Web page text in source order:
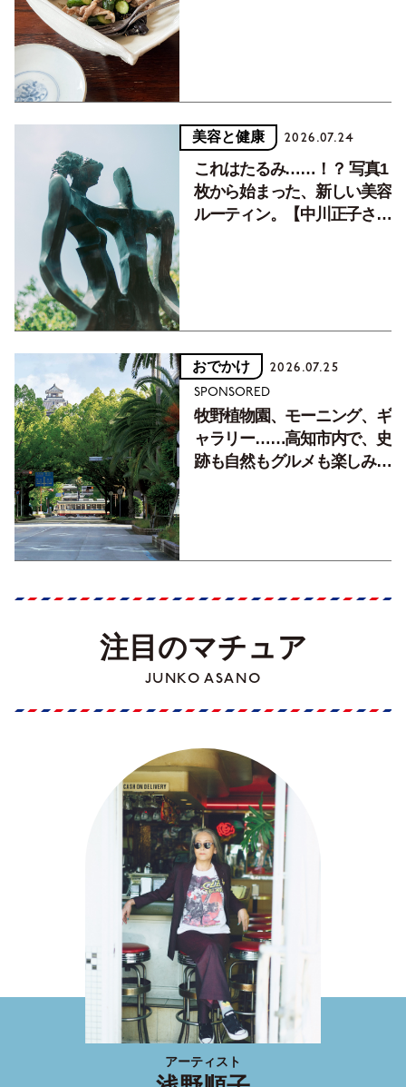
美容と健康 2026.07.24
これはたるみ……！？ 写真1
枚から始まった、新しい美容
ルーティン。【中川正子さん
おでかけ 2026.07.25
SPONSORED
牧野植物園、モーニング、ギ
ャラリー……高知市内で、史
跡も自然もグルメも楽しみ尽
注目のマチュア
JUNKO ASANO
アーティスト